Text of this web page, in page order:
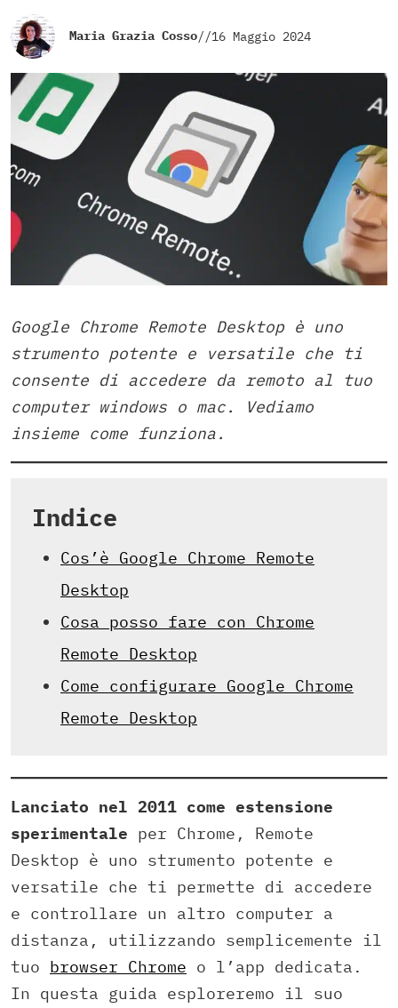
Maria Grazia Cosso//16 Maggio 2024
Google Chrome Remote Desktop è uno
strumento potente e versatile che ti
consente di accedere da remoto al tuo
computer windows o mac. Vediamo
insieme come funziona.
Indice
Cos’è Google Chrome Remote
Desktop
Cosa posso fare con Chrome
Remote Desktop
Come configurare Google Chrome
Remote Desktop
Lanciato nel 2011 come estensione
sperimentale per Chrome, Remote
Desktop è uno strumento potente e
versatile che ti permette di accedere
e controllare un altro computer a
distanza, utilizzando semplicemente il
tuo browser Chrome o l’app dedicata.
In questa guida esploreremo il suo